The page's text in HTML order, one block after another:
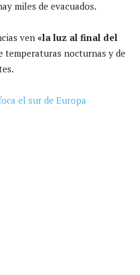
miles de evacuados.
ven «la luz al final del
temperaturas nocturnas y de